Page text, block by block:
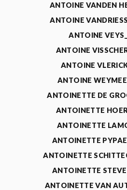
ANTOINE VANDEN
ANTOINE
ANTOINE
ANTOINE
ANTOINE
ANTOINE
ANTOINETTE DE
ANTOINETTE
ANTOINETTE
ANTOINETTE
ANTOINETTE
ANTOINETTE
ANTOINETTE VAN